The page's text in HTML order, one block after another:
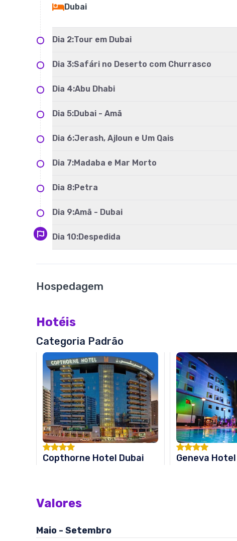
Dubai
Dia 2:Tour em Dubai
Dia 3:Safári no Deserto com Churrasco
Dia 4:Abu Dhabi
Dia 5:Dubai - Amã
Dia 6:Jerash, Ajloun e Um Qais
Dia 7:Madaba e Mar Morto
Dia 8:Petra
Dia 9:Amã - Dubai
Dia 10:Despedida
Hospedagem
Hotéis
Categoria Padrão
Copthorne Hotel Dubai Geneva
Valores
Maio - Setembro